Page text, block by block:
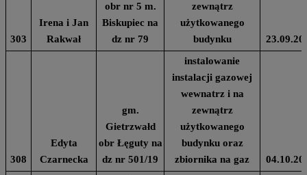
303
Irena i Jan
Rakwał
obr nr 5 m.
Biskupiec na
dz nr 79
zewnątrz
użytkowanego
budynku
308
Edyta
Czarnecka
gm.
Gietrzwałd
obr Łęguty na
dz nr 501/19
instalowanie
instalacji gazowej
wewnatrz i na
zewnątrz
użytkowanego
budynku oraz
zbiornika na gaz